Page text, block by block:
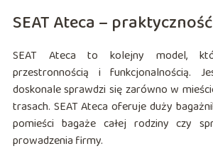
SEAT Ateca –
SEAT Ateca to kolejny model,
przestronnością i funkcjonalnością.
doskonale sprawdzi się zarówno w
trasach. SEAT Ateca oferuje duży
pomieści bagaże całej rodziny czy
prowadzenia firmy.